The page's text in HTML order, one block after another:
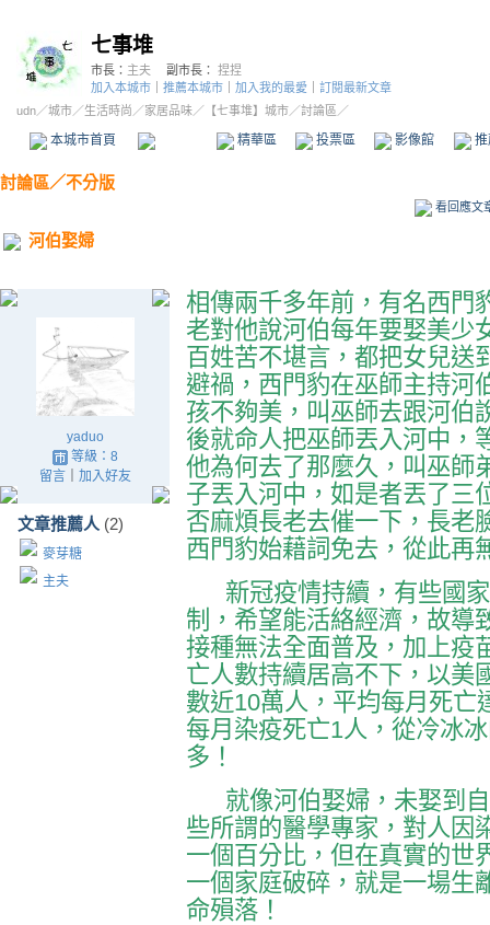
七事堆
市長： 主夫 副市長： 捏捏
加入本城市
推薦本城市 加入我的最愛
訂閱最新文章
udn／城市／生活時尚 ／家居品味／ 【七事堆】城市／討論區／
本城市首頁 精華區 投票區 影像館
討論區／不分版
看回應文
河伯娶婦
yaduo
等級：8
留言｜ 加入好友
文章推薦人 (2)
麥芽糖
主夫
相傳兩千多年前，有名西門
老對他說河伯每年要娶美少
百姓苦不堪言，都把女兒送
避禍，西門豹在巫師主持河
孩不夠美，叫巫師去跟河伯
後就命人把巫師丟入河中，
他為何去了那麼久，叫巫師
子丟入河中，如是者丟了三
否麻煩長老去催一下，長老
西門豹始藉詞免去，從此再
新冠疫情持續，有些國家
制，希望能活絡經濟，故導
接種無法全面普及，加上疫
亡人數持續居高不下，以美
數近10萬人，平均每月死亡
每月染疫死亡1人，從冷冰
多！
就像河伯娶婦，未娶到自
些所謂的醫學專家，對人因
一個百分比，但在真實的世
一個家庭破碎，就是一場生
命殞落！